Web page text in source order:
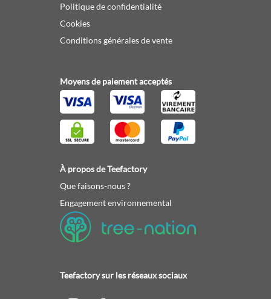
Politique de confidentialité
Cookies
Conditions générales de vente
Moyens de paiement acceptés
À propos de Teefactory
Que faisons-nous ?
Engagement environnemental
Teefactory sur les réseaux sociaux